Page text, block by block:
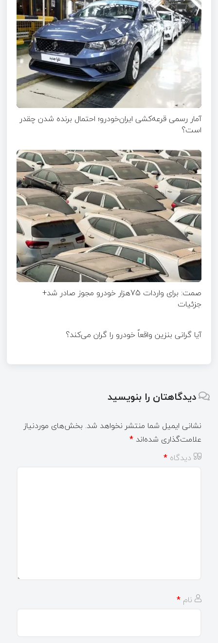
آمار رسمی قرعه‌کشی ایران‌خودرو؛ احتمال برنده شدن چقدر
است؟
صمت: برای واردات 75هزار خودرو مجوز صادر شد+
جزئیات
آیا گرانی بنزین واقعاً خودرو را گران می‌کند؟
دیدگاهتان را بنویسید
نشانی ایمیل شما منتشر نخواهد شد. بخش‌های موردنیاز
علامت‌گذاری شده‌اند *
دیدگاه *
نام *